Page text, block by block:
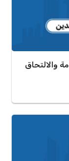
والالتحاق